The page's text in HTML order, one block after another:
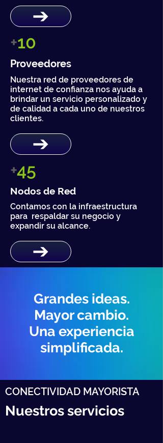
+10
Proveedores
Nuestra red de proveedores de
internet de confianza nos ayuda a
brindar un servicio personalizado y
de calidad a cada uno de nuestros
clientes.
+45
Nodos de Red
Contamos con la infraestructura
para respaldar su negocio y
expandir su alcance.
Grandes ideas.
Mayor cambio.
Una experiencia
simplificada.
CONECTIVIDAD MAYORISTA
Nuestros servicios